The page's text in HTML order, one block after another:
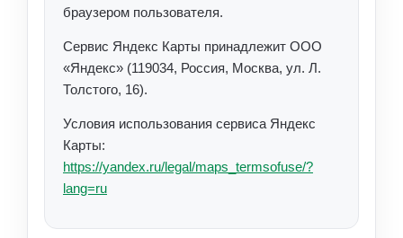
браузером пользователя.
Сервис Яндекс Карты принадлежит ООО
«Яндекс» (119034, Россия, Москва, ул. Л.
Толстого, 16).
Условия использования сервиса Яндекс
Карты:
https://yandex.ru/legal/maps_termsofuse/?
lang=ru